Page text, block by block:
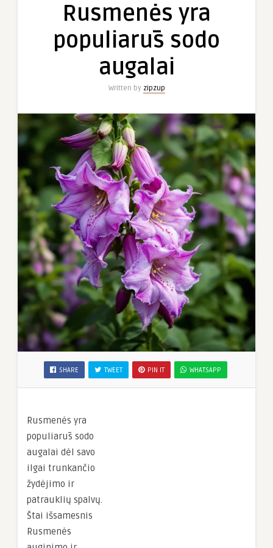
augalai
Rusmenės yra
populiarūs sodo
augalai
Written by zipzup
SHARE TWEET PIN IT WHATSAPP
Rusmenės yra
populiarūs sodo
augalai dėl savo
ilgai trunkančio
žydėjimo ir
patrauklių spalvų.
Štai išsamesnis
Rusmenės